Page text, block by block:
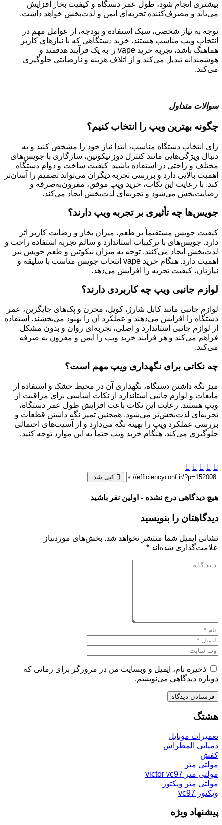
بیشتری انجام شود، طول عمر دستگاه و کیفیت بخار افزایش
می‌یابد و مصرف‌کننده تجربه‌ای ایمن و لذت‌بخش خواهد داشت.
توجه به نیاز شخصی، سبک استفاده و بودجه، از عوامل مهم در
انتخاب ویپ مناسب هستند. خرید دستگاهی که با نیازهای کاربر
هماهنگ باشد، تجربه خرید vape را به یک فرآیند هدفمند و
هوشمندانه تبدیل می‌کند و از اتلاف هزینه و نارضایتی جلوگیری
می‌کند.
سوالات متداول
چگونه بهترین ویپ را انتخاب کنیم؟
رای انتخاب دستگاه مناسب، ابتدا نیاز خود را مشخص کنید و به
دنبال ویژگی‌هایی مانند کنترل دوز نیکوتین، سازگاری با جویس‌های
مختلف و راحتی در استفاده باشید. کیفیت ساخت و دوام دستگاه
اهمیت بالایی دارد و بررسی تجربه دیگران می‌تواند تصمیم‌ را آسان‌تر
کند. با رعایت این نکات، خرید ویپ موفق، مقرون‌به‌صرفه و
رضایت‌بخش می‌شود و تجربه‌ای لذت‌بخش ایجاد می‌کند.
جویس‌ها چه تأثیری بر تجربه ویپ دارند؟
کیفیت جویس مستقیماً بر طعم، میزان بخار و رضایت کاربر اثر
دارد. جویس‌های با ترکیبات استاندارد و سالم تجربه استفاده راحت و
لذت‌بخش ایجاد می‌کنند. توجه به میزان نیکوتین و طعم جویس نیز
اهمیت دارد. هنگام خرید vape انتخاب جویس مناسب با سلیقه و
نیازتان، کیفیت تجربه را افزایش می‌دهد.
لوازم جانبی ویپ چه کاربردی دارند؟
لوازم جانبی مانند کابل شارژ، کویل، مخزن و پک‌های جایگزین، عمر
دستگاه را افزایش می‌دهند و عملکرد آن را بهبود می‌بخشند. استفاده
از لوازم جانبی استاندارد و اصلی، تجربه‌ای روان و بدون مشکل
فراهم می‌کند و هر فرآیند خرید ویپ را ایمن و مقرون به صرفه
می‌کند.
چه نکاتی برای نگهداری ویپ مهم است؟
میز نگه داشتن دستگاه، نگهداری آن در محیط خشک و استفاده از
مایعات و لوازم جانبی استاندارد از نکات اساسی برای مراقبت از
ویپ هستند. رعایت این نکات باعث افزایش طول عمر دستگاه،
تجربه‌ای لذت‌بخش‌تر می‌شود. همچنین تمیز نگه داشتن قطعات و
بررسی عملکرد ویپ را بهینه نگه می‌دارد و از آسیب‌های احتمالی
جلوگیری می‌کند. هنگام خرید ویپ حتماً به این موارد توجه کنید.
کپی شد.
هیچ دیدگاهی درج نشده - اولین نفر باشید
دیدگاهتان را بنویسید
نشانی ایمیل شما منتشر نخواهد شد. بخش‌های موردنیاز
علامت‌گذاری شده‌اند *
ذخیره نام، ایمیل و وبسایت من در مرورگر برای زمانی که
دوباره دیدگاهی می‌نویسم.
هشتگ
تعمیرات موبایل
دمپایی المطراش
کفش
مولتی متر
مولتی متر victor vc97
مولتی متر ویکتور
ویکتور vc97
پیشنهاد ویژه